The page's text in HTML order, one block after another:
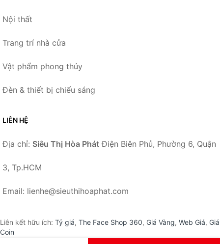
Nội thất
Trang trí nhà cửa
Vật phẩm phong thủy
Đèn & thiết bị chiếu sáng
LIÊN HỆ
Địa chỉ: Siêu Thị Hòa Phát Điện Biên Phủ, Phường 6, Quận
3, Tp.HCM
Email: lienhe@sieuthihoaphat.com
Liên kết hữu ích: Tỷ giá, The Face Shop 360, Giá Vàng, Web Giá, Giá
Coin